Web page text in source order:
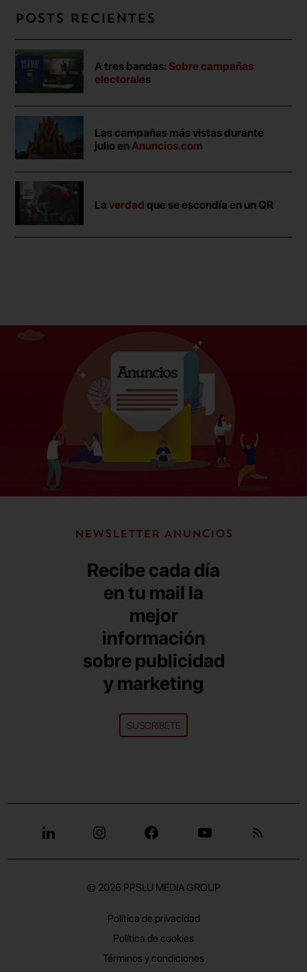
Posts recientes
A tres bandas: Sobre campañas
electorales
Las campañas más vistas durante
julio en Anuncios.com
Laverdad que se escondía en un QR
NEWSLETTER ANUNCIOS
Recibe cada día
en tu mail la
mejor
información
sobre publicidad
y marketing
SUSCRÍBETE
© 2026 PPSLU MEDIA GROUP
Política de privacidad
Política de cookies
Términos y condiciones